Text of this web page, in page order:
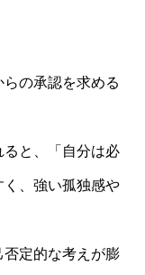
の承認を求める
と、「自分は必
、強い孤独感や
否定的な考えが膨